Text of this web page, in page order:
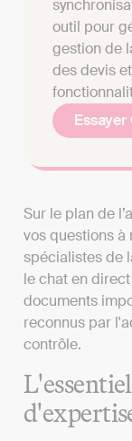
outil pour
gestion de
des devis
Sur le plan de
vos questions
spécialistes de
le chat en
documents
reconnus par
contrôle.